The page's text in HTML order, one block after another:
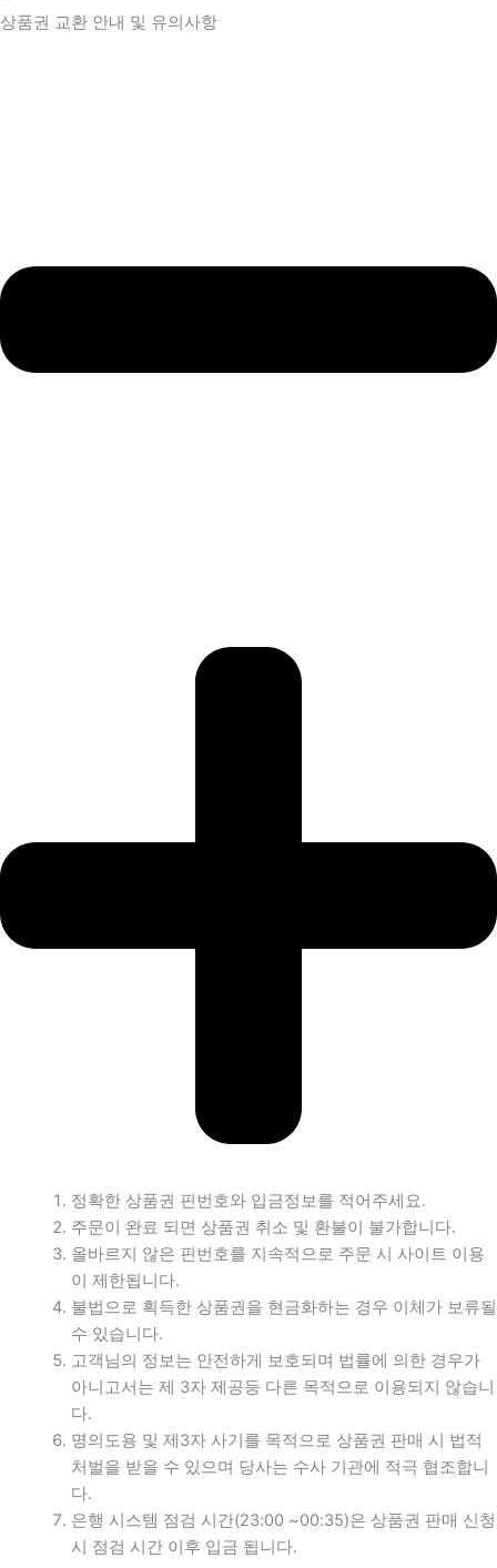
상품권 교환 안내 및 유의사항
정확한 상품권 핀번호와 입금정보를 적어주세요.
주문이 완료 되면 상품권 취소 및 환불이 불가합니다.
올바르지 않은 핀번호를 지속적으로 주문 시 사이트 이용
이 제한됩니다.
불법으로 획득한 상품권을 현금화하는 경우 이체가 보류될
수 있습니다.
고객님의 정보는 안전하게 보호되며 법률에 의한 경우가
아니고서는 제 3자 제공등 다른 목적으로 이용되지 않습니
다.
명의도용 및 제3자 사기를 목적으로 상품권 판매 시 법적
처벌을 받을 수 있으며 당사는 수사 기관에 적극 협조합니
다.
은행 시스템 점검 시간(23:00 ~00:35)은 상품권 판매 신청
시 점검 시간 이후 입금 됩니다.